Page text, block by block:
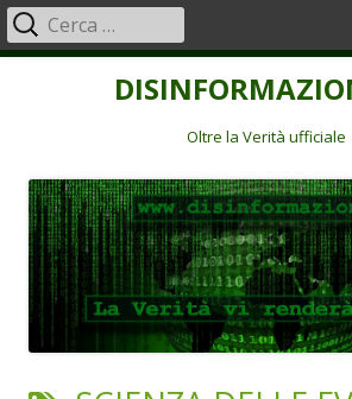
Oltre la Verità ufficiale
Menu
principale
Ricerca
per: